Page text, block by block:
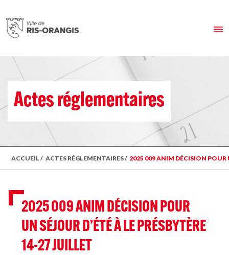
Actes réglementaires
ACCUEIL/ ACTES RÉGLEMENTAIRES/ 2025 009 ANIM DÉCISION POUR
2025 009 ANIM DÉCISION POUR
UN SÉJOUR D’ÉTÉ À LE PRÉSBYTÈRE
14-27 JUILLET